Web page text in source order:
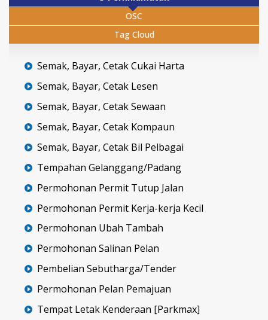
OSC
Tag Cloud
Semak, Bayar, Cetak Cukai Harta
Semak, Bayar, Cetak Lesen
Semak, Bayar, Cetak Sewaan
Semak, Bayar, Cetak Kompaun
Semak, Bayar, Cetak Bil Pelbagai
Tempahan Gelanggang/Padang
Permohonan Permit Tutup Jalan
Permohonan Permit Kerja-kerja Kecil
Permohonan Ubah Tambah
Permohonan Salinan Pelan
Pembelian Sebutharga/Tender
Permohonan Pelan Pemajuan
Tempat Letak Kenderaan [Parkmax]